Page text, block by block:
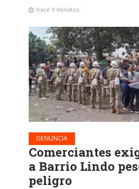
hace 9 minutos
DENUNCIA
Comerciantes
a Barrio Lindo
peligro